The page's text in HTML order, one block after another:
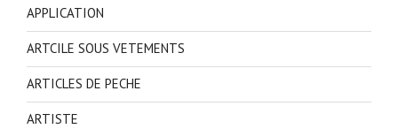
APPLICATION
ARTCILE SOUS VETEMENTS
ARTICLES DE PECHE
ARTISTE